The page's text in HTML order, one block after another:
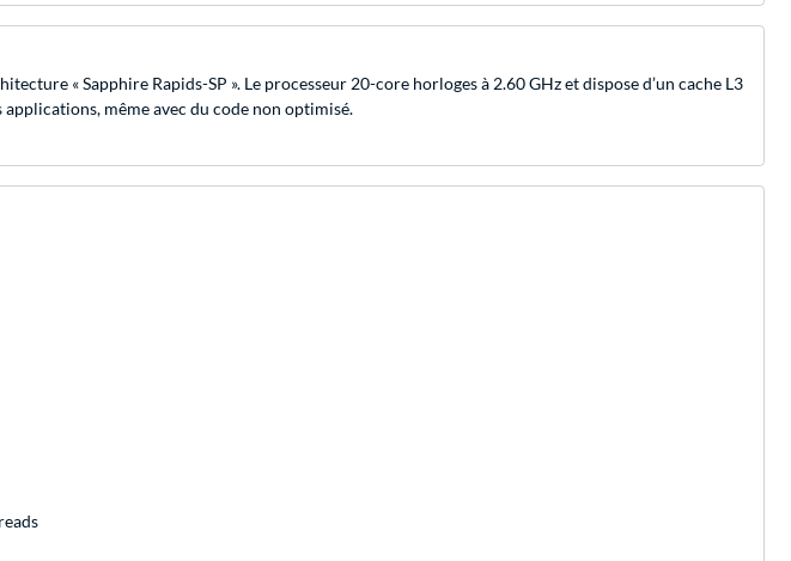
« Sapphire Rapids-SP ». Le processeur 20-core horloges à 2.60 GHz et dispose d’un cache L3
même avec du code non optimisé.